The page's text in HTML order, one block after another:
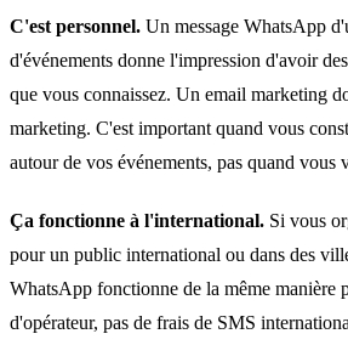
C'est personnel. Un message WhatsApp
d'événements donne l'impression d'avoir
que vous connaissez. Un email marketing
marketing. C'est important quand vous
autour de vos événements, pas quand vous
Ça fonctionne à l'international. Si vous
pour un public international ou dans des
WhatsApp fonctionne de la même manière
d'opérateur, pas de frais de SMS